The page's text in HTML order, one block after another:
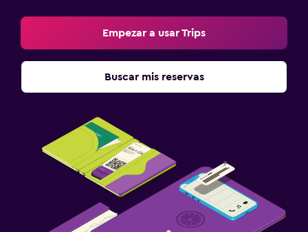
Empezar a usar Trips
Buscar mis reservas